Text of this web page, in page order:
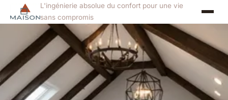
L'ingénierie absolue du confort pour une vie
sans compromis